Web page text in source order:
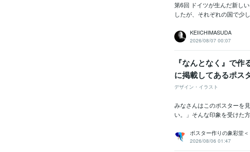
第6回 ドイツが生んだ新し
したが、それぞれの国で少
KEIICHIMASUDA
2026/08/07 00:07
『なんとなく』で
に掲載してあるポス
デザイン・イラスト
みなさんはこのポスターを
い。」そんな印象を受けた
ポスター作りの象彩堂
2026/08/06 01:47